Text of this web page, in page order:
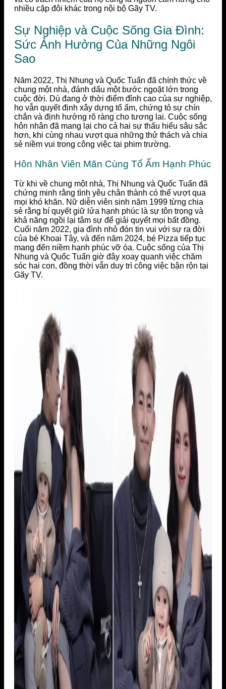
nhiều cặp đôi khác trong nội bộ Gãy TV.
Sự Nghiệp và Cuộc Sống Gia Đình:
Sức Ảnh Hưởng Của Những Ngôi
Sao
Năm 2022, Thị Nhung và Quốc Tuấn đã chính thức về
chung một nhà, đánh dấu một bước ngoặt lớn trong
cuộc đời. Dù đang ở thời điểm đỉnh cao của sự nghiệp,
họ vẫn quyết định xây dựng tổ ấm, chứng tỏ sự chín
chắn và định hướng rõ ràng cho tương lai. Cuộc sống
hôn nhân đã mang lại cho cả hai sự thấu hiểu sâu sắc
hơn, khi cùng nhau vượt qua những thử thách và chia
sẻ niềm vui trong công việc tại phim trường.
Hôn Nhân Viên Mãn Cùng Tổ Ấm Hạnh Phúc
Từ khi về chung một nhà, Thị Nhung và Quốc Tuấn đã
chứng minh rằng tình yêu chân thành có thể vượt qua
mọi khó khăn. Nữ diễn viên sinh năm 1999 từng chia
sẻ rằng bí quyết giữ lửa hạnh phúc là sự tôn trọng và
khả năng ngồi lại tâm sự để giải quyết mọi bất đồng.
Cuối năm 2022, gia đình nhỏ đón tin vui với sự ra đời
của bé Khoai Tây, và đến năm 2024, bé Pizza tiếp tục
mang đến niềm hạnh phúc vỡ òa. Cuộc sống của Thị
Nhung và Quốc Tuấn giờ đây xoay quanh việc chăm
sóc hai con, đồng thời vẫn duy trì công việc bận rộn tại
Gãy TV.